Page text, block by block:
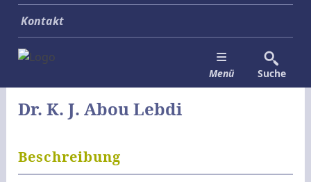
Kontakt
Suche
Menü
Dr. K. J. Abou Lebdi
Beschreibung